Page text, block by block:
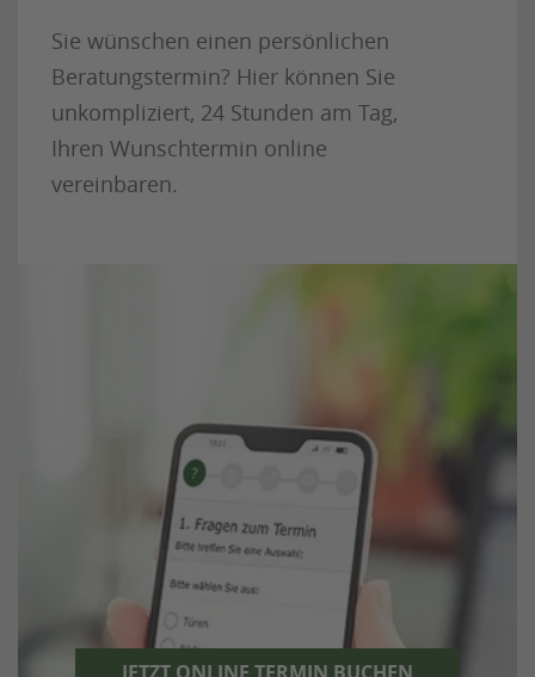
Sie wünschen einen persönlichen
Beratungstermin? Hier können Sie
unkompliziert, 24 Stunden am Tag,
Ihren Wunschtermin online
vereinbaren.